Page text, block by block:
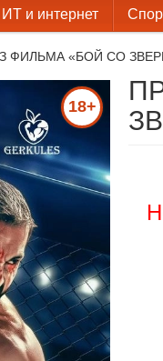
ИТ и интернет
ФИЛЬМА «БОЙ СО
18+